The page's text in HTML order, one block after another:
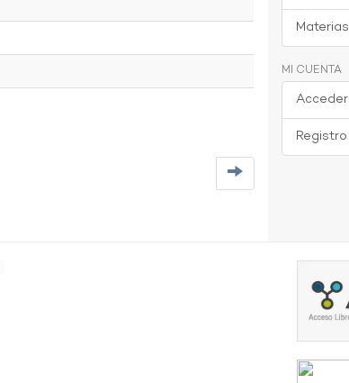
Materias
MI CUENTA
Acceder
Registro